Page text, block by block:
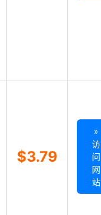
$3.79
»
访
问
网
站